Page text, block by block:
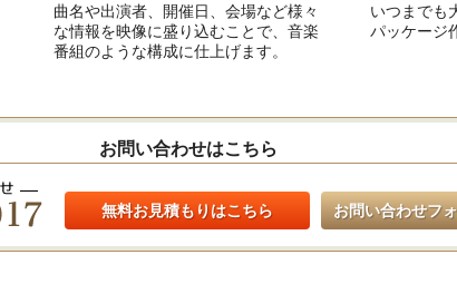
曲名や出演者、開催日、会場など様々
な情報を映像に盛り込むことで、音楽
番組のような構成に仕上げます。
いつまでも
パッケージ
お問い合わせはこちら
無料お見積もりはこちら お問い合わせフ